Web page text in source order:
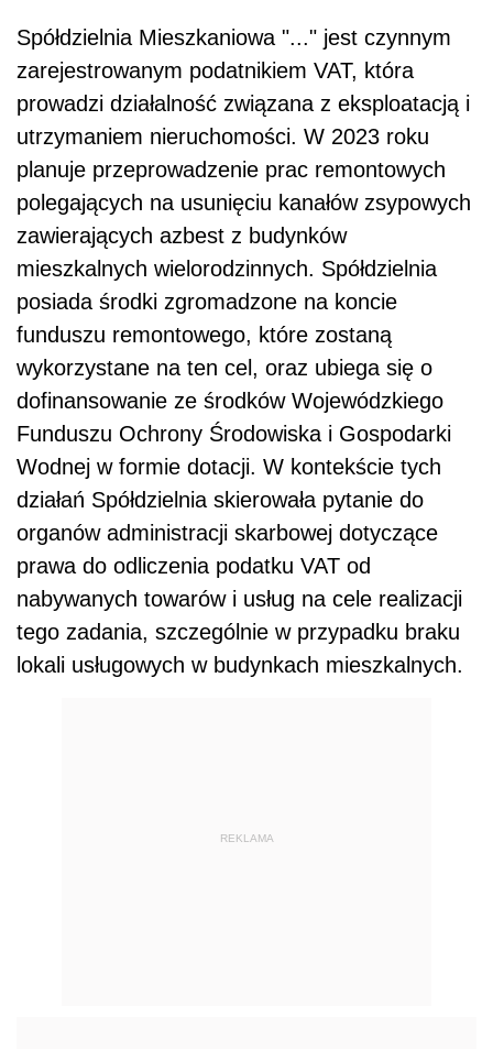
Spółdzielnia Mieszkaniowa "..." jest czynnym
zarejestrowanym podatnikiem VAT, która
prowadzi działalność związana z eksploatacją i
utrzymaniem nieruchomości. W 2023 roku
planuje przeprowadzenie prac remontowych
polegających na usunięciu kanałów zsypowych
zawierających azbest z budynków
mieszkalnych wielorodzinnych. Spółdzielnia
posiada środki zgromadzone na koncie
funduszu remontowego, które zostaną
wykorzystane na ten cel, oraz ubiega się o
dofinansowanie ze środków Wojewódzkiego
Funduszu Ochrony Środowiska i Gospodarki
Wodnej w formie dotacji. W kontekście tych
działań Spółdzielnia skierowała pytanie do
organów administracji skarbowej dotyczące
prawa do odliczenia podatku VAT od
nabywanych towarów i usług na cele realizacji
tego zadania, szczególnie w przypadku braku
lokali usługowych w budynkach mieszkalnych.
REKLAMA